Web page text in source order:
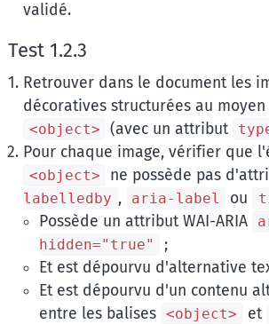
validé.
Test 1.2.3
Retrouver dans le document les
décoratives structurées au moyen
<object> (avec un attribut
Pour chaque image, vérifier que
<object> ne possède pas
labelledby , aria-label ou
Possède un attribut WAI-ARIA
hidden="true"
;
Et est dépourvu d'alternative
Et est dépourvu d'un contenu
entre les balises <object> et